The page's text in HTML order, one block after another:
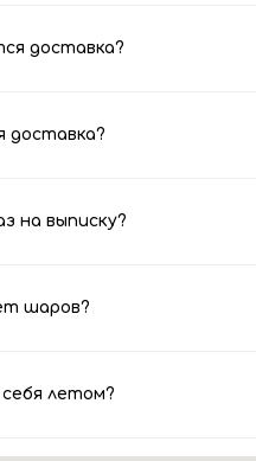
доставка?
доставка?
на выписку?
шаров?
летом?